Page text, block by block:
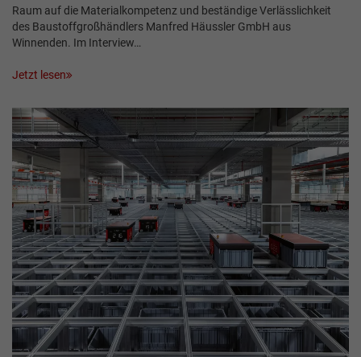
Raum auf die Materialkompetenz und beständige Verlässlichkeit
des Baustoffgroßhändlers Manfred Häussler GmbH aus
Winnenden. Im Interview…
Jetzt lesen